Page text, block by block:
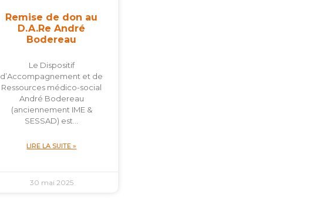
Remise de don au
D.A.Re André
Bodereau
Le Dispositif
d’Accompagnement et de
Ressources médico-social
André Bodereau
(anciennement IME &
SESSAD) est…
LIRE LA SUITE »
30 mai 2025